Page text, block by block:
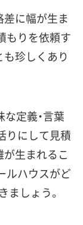
差に幅が生ま
もりを依頼す
珍しくあり
定義・言葉
りにして見積
が生まれるこ
ルハウスがど
ましょう。